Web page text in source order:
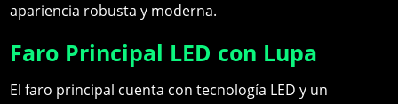
apariencia robusta y moderna.
Faro Principal LED con Lupa
El faro principal cuenta con tecnología LED y un